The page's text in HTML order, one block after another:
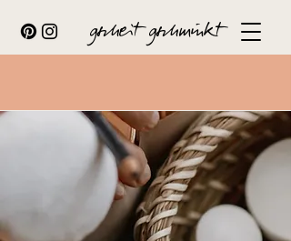
gscheit gschminkt